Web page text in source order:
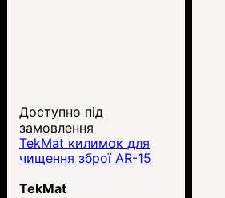
Доступно під
замовлення
TekMat килимок для
чищення зброї AR-15
TekMat